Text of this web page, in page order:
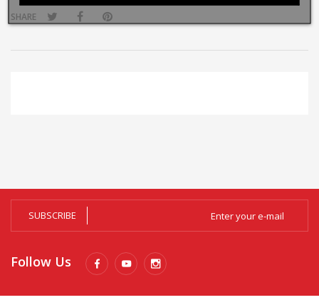
SHARE
SUBSCRIBE
Follow Us